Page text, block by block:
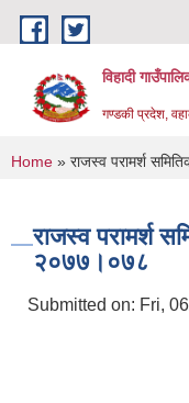
Skip to main content
विहादी
गण्डकी प्रदेश,
You are
Home » राजस्व परामर्श
राजस्व परामर्श
२०७७।०७८
Submitted on: Fri,